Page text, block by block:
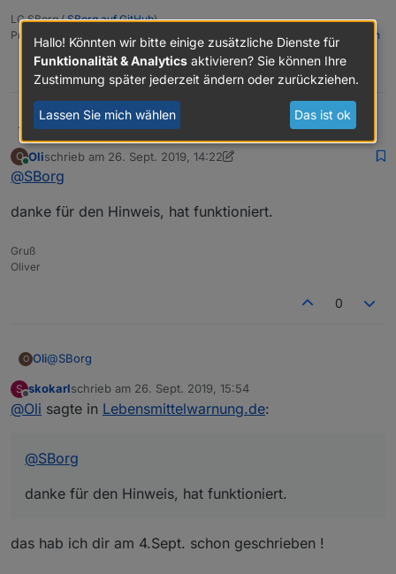
LG SBorg (SBorg auf GitHub)
Projekte: Lebensmittelwarnung.de | WLAN-Wetterstation PimpMyStation
0
SBorgImmer schön die verschiedenen Umsetzungen zu
sehen :)
Du musst nur bei der entsprechenden View auf "View"
O
Online
Olischrieb am 26. Sept. 2019, 14:22
zuletzt editiert von Oli
@SBorg
danke für den Hinweis, hat funktioniert.
Gruß
Oliver
0
O Oli@SBorg
danke für den Hinweis, hat funktioniert.
S
Offline
skokarlschrieb am 26. Sept. 2019, 15:54
zuletzt editiert von
@Oli sagte in Lebensmittelwarnung.de:
@SBorg
danke für den Hinweis, hat funktioniert.
das hab ich dir am 4.Sept. schon geschrieben !
Hallo! Könnten wir bitte einige zusätzliche Dienste für
Funktionalität & Analytics aktivieren? Sie können Ihre
Zustimmung später jederzeit ändern oder zurückziehen.
Lassen Sie mich wählen Das ist ok